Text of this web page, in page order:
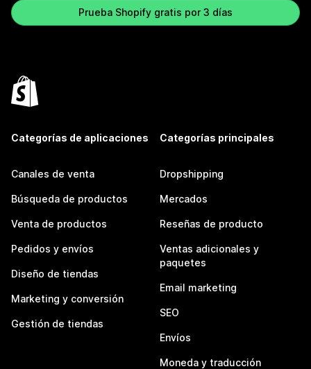
Prueba Shopify gratis por 3 días
Categorías de aplicaciones
Canales de venta
Búsqueda de productos
Venta de productos
Pedidos y envíos
Diseño de tiendas
Marketing y conversión
Gestión de tiendas
Categorías principales
Dropshipping
Mercados
Reseñas de producto
Ventas adicionales y
paquetes
Email marketing
SEO
Envíos
Moneda y traducción